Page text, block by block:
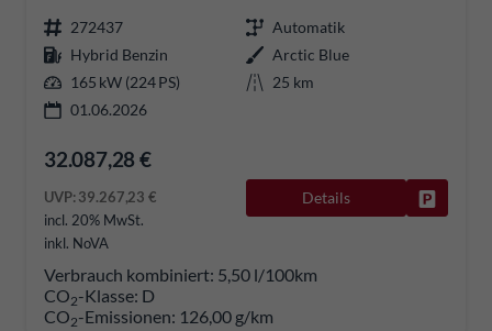
272437
Automatik
Hybrid Benzin
Arctic Blue
165 kW (224 PS)
25 km
01.06.2026
32.087,28 €
UVP:39.267,23 €
incl. 20% MwSt.
inkl. NoVA
Details
Verbrauch kombiniert: 5,50 l/100km
CO2-Klasse: D
CO2-Emissionen: 126,00 g/km